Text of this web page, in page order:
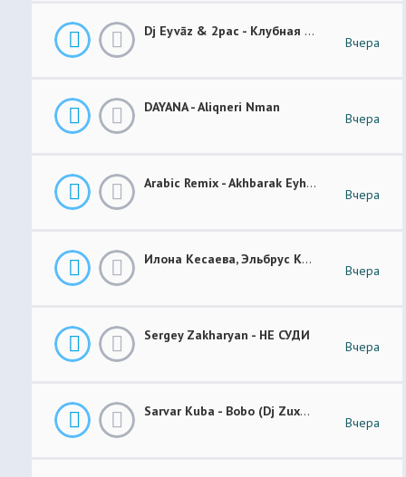
Dj Eyvāz & 2pac - Клубная Музыка “ Luxury Money “ Club Remix (BASS BOOSTED)
Вчера
DAYANA - Aliqneri Nman
Вчера
Arabic Remix - Akhbarak Eyh (Prod. Elsen Pro)
Вчера
Илона Кесаева, Эльбрус Кесаев - Поздняя Любовь Премьера Трека 2026
Вчера
Sergey Zakharyan - НЕ СУДИ
Вчера
Sarvar Kuba - Bobo (Dj Zuxa Remix)
Вчера